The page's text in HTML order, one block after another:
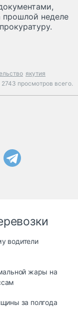
неделе
якутия
2743 просмотров всего.
водители
жары на
за полгода